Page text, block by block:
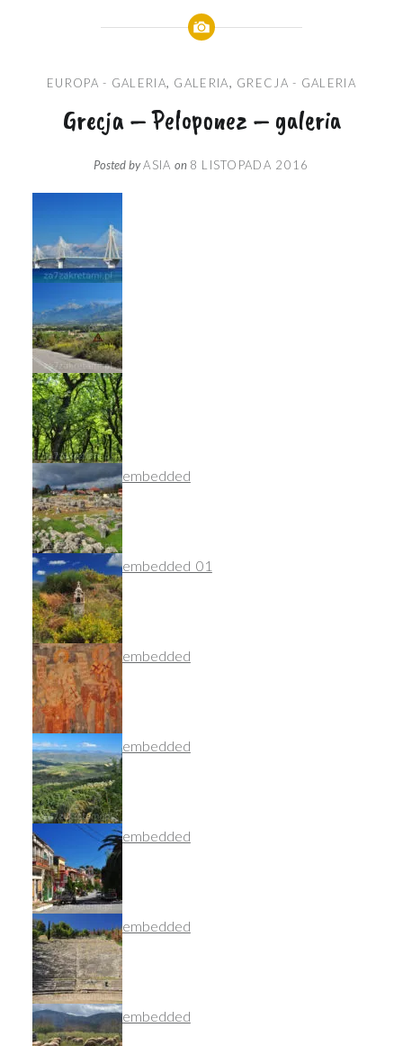
EUROPA - GALERIA, GALERIA, GRECJA - GALERIA
Grecja – Peloponez – galeria
Posted byASIA on 8 LISTOPADA 2016
most-na-
peloponez_01
w-drodze_01
dsc_8786_nef_embedded
dsc_9232_nef_embedded_01
dsc_8994_nef_embedded
dsc_9146_nef_embedded
dsc_9001_nef_embedded
dsc_9054_nef_embedded
dsc_9405_nef_embedded